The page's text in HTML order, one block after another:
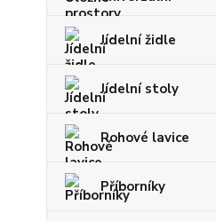
Jídelní židle
Jídelní stoly
Rohové lavice
Příborníky